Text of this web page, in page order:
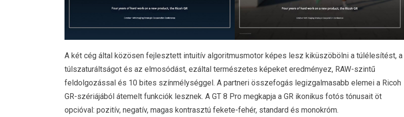
A két cég által közösen fejlesztett intuitív algoritmusmotor képes lesz kiküszöbölni a túlélesítést, a
túlszaturáltságot és az elmosódást, ezáltal természetes képeket eredményez, RAW-szintű
feldolgozással és 10 bites színmélységgel. A partneri összefogás legizgalmasabb elemei a Ricoh
GR-szériájából átemelt funkciók lesznek. A GT 8 Pro megkapja a GR ikonikus fotós tónusait öt
opcióval: pozitív, negatív, magas kontrasztú fekete-fehér, standard és monokróm.